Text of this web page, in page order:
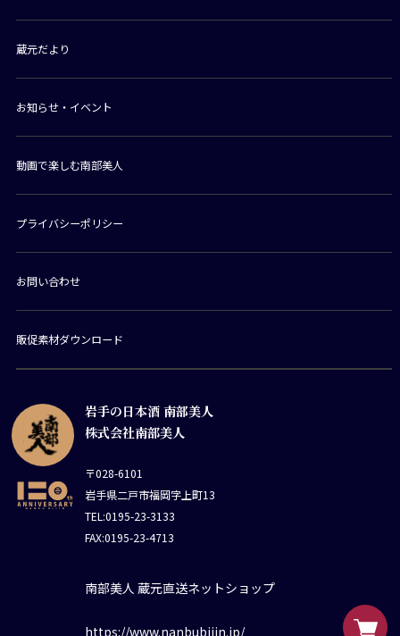
岩手の日本酒 南部美人
株式会社南部美人
〒028-6101
岩手県二戸市福岡字上町13
TEL:0195-23-3133
FAX:0195-23-4713
南部美人 蔵元直送ネットショップ
https://www.nanbubijin.jp/
蔵元だより
お知らせ・イベント
動画で楽しむ南部美人
プライバシーポリシー
お問い合わせ
販促素材ダウンロード